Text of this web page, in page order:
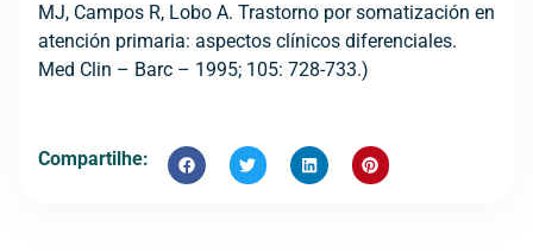
MJ, Campos R, Lobo A. Trastorno por somatización en
atención primaria: aspectos clínicos diferenciales.
Med Clin – Barc – 1995; 105: 728-733.)
Compartilhe: